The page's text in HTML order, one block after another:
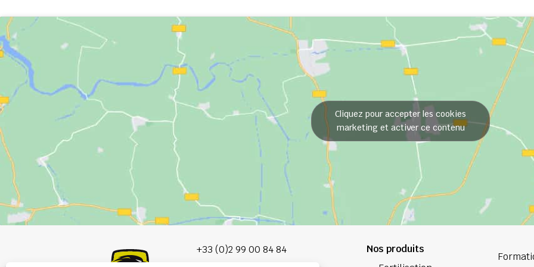
Cliquez pour accepter les cookies
marketing et activer ce contenu
+33 (0)2 99 00 84 84
Nos produits